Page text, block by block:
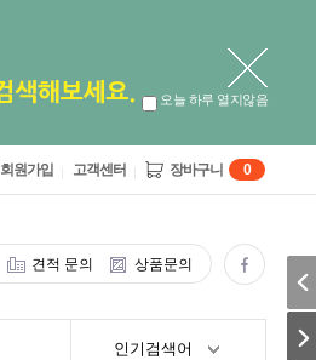
오늘 하루 열지않음
회원가입 고객센터 장바구니 0
견적 문의 상품문의
인기검색어